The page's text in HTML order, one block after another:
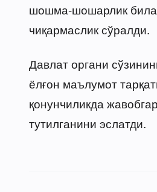
шошма-шошарлик
чиқармаслик сўралди.
Давлат органи
ёлғон маълумот
қонунчиликда
тутилганини эслатди.